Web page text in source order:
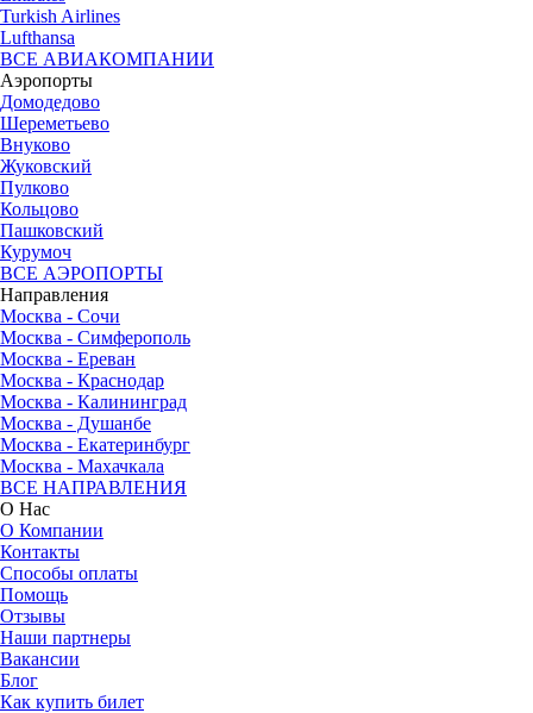
Turkish Airlines
Lufthansa
ВСЕ АВИАКОМПАНИИ
Аэропорты
Домодедово
Шереметьево
Внуково
Жуковский
Пулково
Кольцово
Пашковский
Курумоч
ВСЕ АЭРОПОРТЫ
Направления
Москва - Сочи
Москва - Симферополь
Москва - Ереван
Москва - Краснодар
Москва - Калининград
Москва - Душанбе
Москва - Екатеринбург
Москва - Махачкала
ВСЕ НАПРАВЛЕНИЯ
О Нас
О Компании
Контакты
Способы оплаты
Помощь
Отзывы
Наши партнеры
Вакансии
Блог
Как купить билет